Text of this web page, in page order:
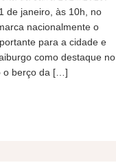
de janeiro, às 10h, no
nacionalmente o
para a cidade e
como destaque no
o berço da […]